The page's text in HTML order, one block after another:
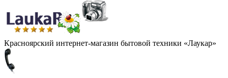
Красноярский интернет-магазин бытовой техники «Лаукар»